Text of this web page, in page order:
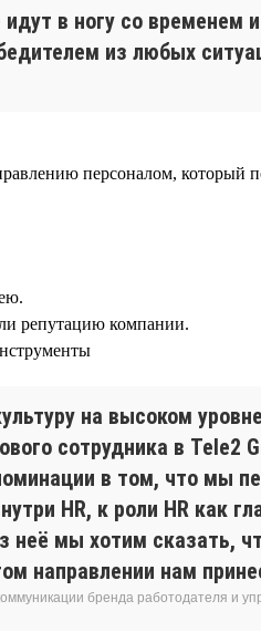
в ногу со
из любых
персоналом, который
репутацию компании.
на высоком
сотрудника в Tele2
в том, что мы
HR, к роли HR как
мы хотим сказать,
направлении нам
бренда работодателя и